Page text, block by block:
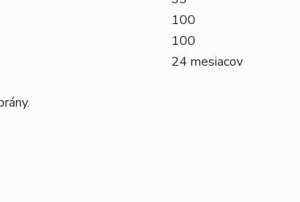
100
100
24 mesiacov